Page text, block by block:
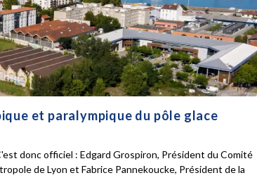
et paralympique du pôle glace
donc officiel : Edgard Grospiron, Président du Comité
de Lyon et Fabrice Pannekoucke, Président de la